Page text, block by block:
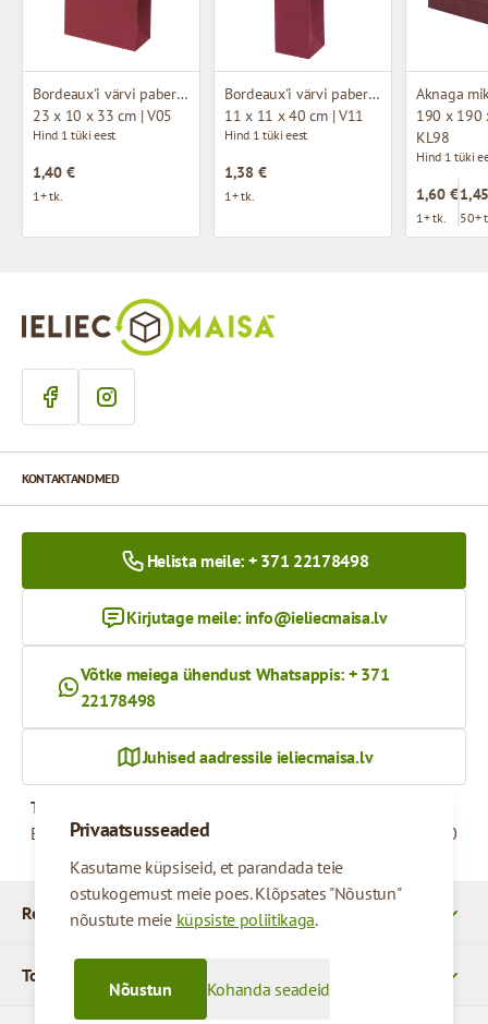
Bordeaux'i värvi paberkotid kangast käepidemetega
23 x 10 x 33 cm | V05
Hind 1 tüki eest
1,40 €
1+ tk.
Bordeaux'i värvi paberkotid kangast käepidemetega
11 x 11 x 40 cm | V11
Hind 1 tüki eest
1,38 €
1+ tk.
190 x 190
KL98
Hind 1 tüki
1,60 €
1+ tk. 50+
Privaatsusseaded
Kasutame küpsiseid, et parandada teie
ostukogemust meie poes. Klõpsates "Nõustun"
nõustute meie küpsiste poliitikaga.
Kohanda seadeid
Nõustun
Rekvizītid
Tooted
KONTAKTANDMED
Helista meile: + 371 22178498
Kirjutage meile: info@ieliecmaisa.lv
Võtke meiega ühendust Whatsappis: + 371
22178498
Juhised aadressile ieliecmaisa.lv
Tööaeg
Esmaspäevast reedeni
09:00 - 17:00